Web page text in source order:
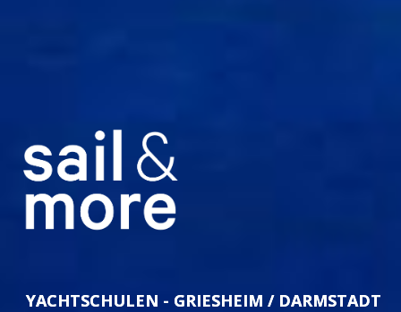
YACHTSCHULEN - GRIESHEIM / DARMSTADT